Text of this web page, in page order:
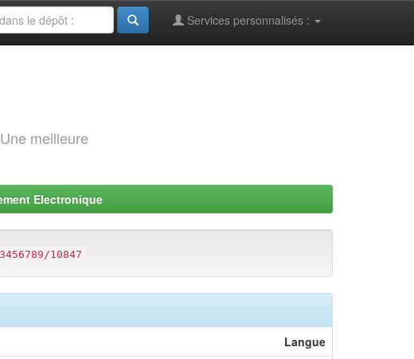
Services personnalisés :
meilleure
Electronique
10847
Langue